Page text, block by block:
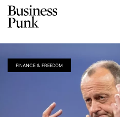
FINANCE & FREEDOM